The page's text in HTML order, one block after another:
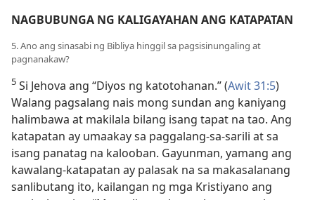
NAGBUBUNGA NG KALIGAYAHAN ANG KATAPATAN
5. Ano ang sinasabi ng Bibliya hinggil sa pagsisinungaling at
pagnanakaw?
5 Si Jehova ang “Diyos ng katotohanan.” (Awit 31:5)
Walang pagsalang nais mong sundan ang kaniyang
halimbawa at makilala bilang isang tapat na tao. Ang
katapatan ay umaakay sa paggalang-sa-sarili at sa
isang panatag na kalooban. Gayunman, yamang ang
kawalang-katapatan ay palasak na sa makasalanang
sanlibutang ito, kailangan ng mga Kristiyano ang